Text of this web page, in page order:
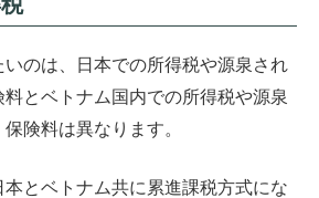
のは、日本での所得税や源泉され
とベトナム国内での所得税や源泉
険料は異なります。
とベトナム共に累進課税方式にな